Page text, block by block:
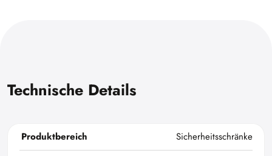
Technische Details
Produktbereich
Sicherheitsschränke